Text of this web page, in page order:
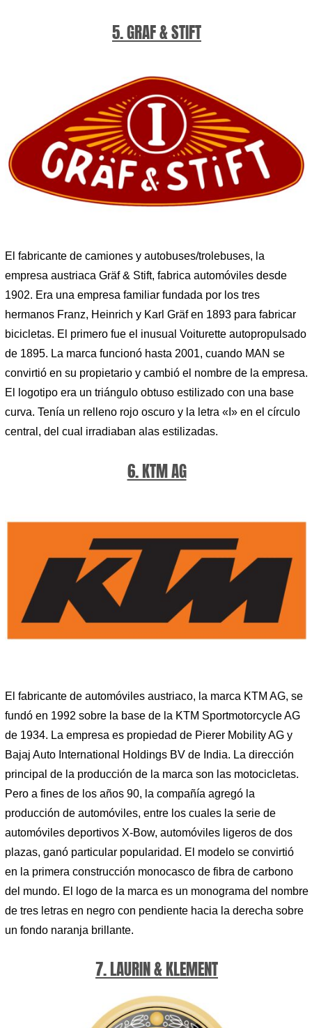
5. GRAF & STIFT
El fabricante de camiones y autobuses/trolebuses, la
empresa austriaca Gräf & Stift, fabrica automóviles desde
1902. Era una empresa familiar fundada por los tres
hermanos Franz, Heinrich y Karl Gräf en 1893 para fabricar
bicicletas. El primero fue el inusual Voiturette autopropulsado
de 1895. La marca funcionó hasta 2001, cuando MAN se
convirtió en su propietario y cambió el nombre de la empresa.
El logotipo era un triángulo obtuso estilizado con una base
curva. Tenía un relleno rojo oscuro y la letra «I» en el círculo
central, del cual irradiaban alas estilizadas.
6. KTM AG
El fabricante de automóviles austriaco, la marca KTM AG, se
fundó en 1992 sobre la base de la KTM Sportmotorcycle AG
de 1934. La empresa es propiedad de Pierer Mobility AG y
Bajaj Auto International Holdings BV de India. La dirección
principal de la producción de la marca son las motocicletas.
Pero a fines de los años 90, la compañía agregó la
producción de automóviles, entre los cuales la serie de
automóviles deportivos X-Bow, automóviles ligeros de dos
plazas, ganó particular popularidad. El modelo se convirtió
en la primera construcción monocasco de fibra de carbono
del mundo. El logo de la marca es un monograma del nombre
de tres letras en negro con pendiente hacia la derecha sobre
un fondo naranja brillante.
7. LAURIN & KLEMENT